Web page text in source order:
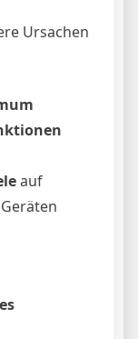
Ursachen
auf